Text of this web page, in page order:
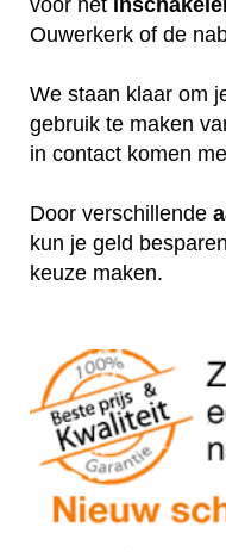
Ouwerkerk of de
We staan klaar om
gebruik te maken
in contact komen
Door verschillende
kun je geld
keuze maken.